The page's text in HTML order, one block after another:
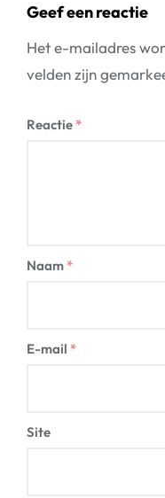
Geef een reactie
Het e-mailadres
velden zijn
Reactie *
Naam *
E-mail *
Site